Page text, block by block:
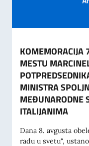
KOMEMORACIJA
MESTU
MINISTRA
MEĐUNARODNE
ITALIJANIMA
Dana 8. avgusta
radu u svetu“,